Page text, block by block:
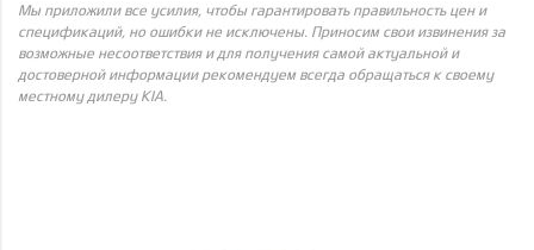
Мы приложили все усилия, чтобы гарантировать правильность цен и
спецификаций, но ошибки не исключены. Приносим свои извинения за
возможные несоответствия и для получения самой актуальной и
достоверной информации рекомендуем всегда обращаться к своему
местному дилеру KIA.